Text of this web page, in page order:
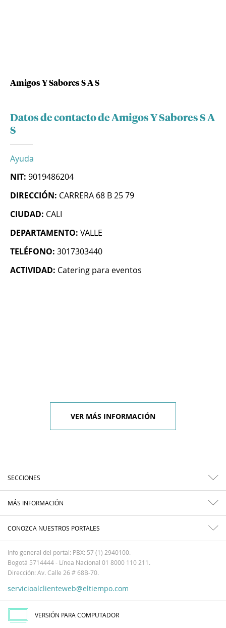
Amigos Y Sabores S A S
Datos de contacto de Amigos Y Sabores S A
S
Ayuda
NIT: 9019486204
DIRECCIÓN: CARRERA 68 B 25 79
CIUDAD: CALI
DEPARTAMENTO: VALLE
TELÉFONO: 3017303440
ACTIVIDAD: Catering para eventos
VER MÁS INFORMACIÓN
SECCIONES
MÁS INFORMACIÓN
CONOZCA NUESTROS PORTALES
Info general del portal: PBX: 57 (1) 2940100.
Bogotá 5714444 - Línea Nacional 01 8000 110 211.
Dirección: Av. Calle 26 # 68B-70.
servicioalclienteweb@eltiempo.com
VERSIÓN PARA COMPUTADOR